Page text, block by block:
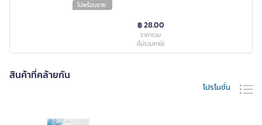
ไม่พร้อมขาย
฿ 28.00
ราคารวม
(ไม่รวมภาษี)
สินค้าที่คล้ายกัน
โปรโมชั่น